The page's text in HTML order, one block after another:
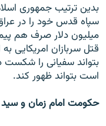
بدين ترتيب جمهوری
سپاه قدس خود را در
ميليون دلار صرف هم
قتل سربازان امريکايی
بتواند سفيانی را شکست
است بتواند ظهور کند.
حکومت امام زمان و